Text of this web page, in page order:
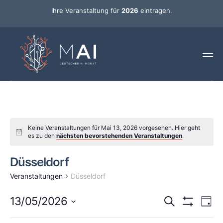
Ihre Veranstaltung für 2026 eintragen.
Keine Veranstaltungen für Mai 13, 2026 vorgesehen. Hier geht
es zu den nächsten bevorstehenden Veranstaltungen.
Düsseldorf
Veranstaltungen Düsseldorf
Suche Tag
13/05/2026